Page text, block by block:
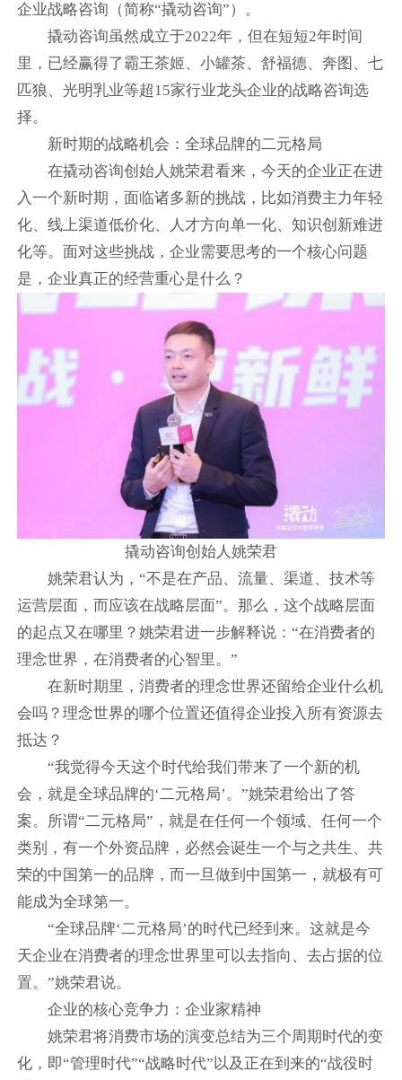
企业战略咨询（简称“撬动咨询”）。
撬动咨询虽然成立于2022年，但在短短2年时间
里，已经赢得了霸王茶姬、小罐茶、舒福德、奔图、七
匹狼、光明乳业等超15家行业龙头企业的战略咨询选
择。
新时期的战略机会：全球品牌的二元格局
在撬动咨询创始人姚荣君看来，今天的企业正在进
入一个新时期，面临诸多新的挑战，比如消费主力年轻
化、线上渠道低价化、人才方向单一化、知识创新难进
化等。面对这些挑战，企业需要思考的一个核心问题
是，企业真正的经营重心是什么？
撬动咨询创始人姚荣君
姚荣君认为，“不是在产品、流量、渠道、技术等
运营层面，而应该在战略层面”。那么，这个战略层面
的起点又在哪里？姚荣君进一步解释说：“在消费者的
理念世界，在消费者的心智里。”
在新时期里，消费者的理念世界还留给企业什么机
会吗？理念世界的哪个位置还值得企业投入所有资源去
抵达？
“我觉得今天这个时代给我们带来了一个新的机
会，就是全球品牌的‘二元格局’。”姚荣君给出了答
案。所谓“二元格局”，就是在任何一个领域、任何一个
类别，有一个外资品牌，必然会诞生一个与之共生、共
荣的中国第一的品牌，而一旦做到中国第一，就极有可
能成为全球第一。
“全球品牌‘二元格局’的时代已经到来。这就是今
天企业在消费者的理念世界里可以去指向、去占据的位
置。”姚荣君说。
企业的核心竞争力：企业家精神
姚荣君将消费市场的演变总结为三个周期时代的变
化，即“管理时代”“战略时代”以及正在到来的“战役时